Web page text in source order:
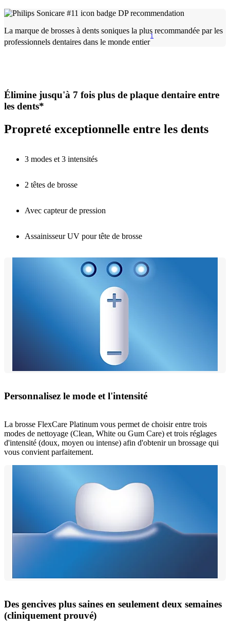
La marque de brosses à dents soniques la plus recommandée par les
professionnels dentaires dans le monde entier
1
Élimine jusqu'à 7 fois plus de plaque dentaire entre
les dents*
Propreté exceptionnelle entre les dents
3 modes et 3 intensités
2 têtes de brosse
Avec capteur de pression
Assainisseur UV pour tête de brosse
Personnalisez le mode et l'intensité
La brosse FlexCare Platinum vous permet de choisir entre trois
modes de nettoyage (Clean, White ou Gum Care) et trois réglages
d'intensité (doux, moyen ou intense) afin d'obtenir un brossage qui
vous convient parfaitement.
Des gencives plus saines en seulement deux semaines
(cliniquement prouvé)